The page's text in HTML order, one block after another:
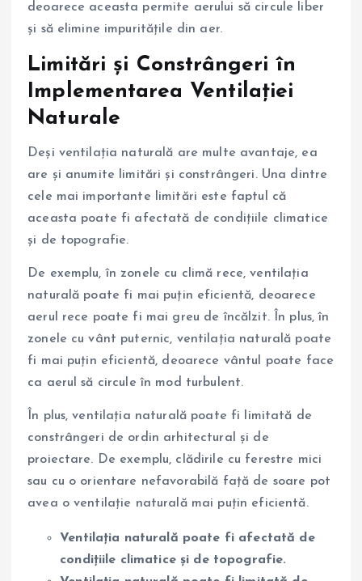
deoarece aceasta permite aerului să circule liber
și să elimine impuritățile din aer.
Limitări și Constrângeri în
Implementarea Ventilației
Naturale
Deși ventilația naturală are multe avantaje, ea
are și anumite limitări și constrângeri. Una dintre
cele mai importante limitări este faptul că
aceasta poate fi afectată de condițiile climatice
și de topografie.
De exemplu, în zonele cu climă rece, ventilația
naturală poate fi mai puțin eficientă, deoarece
aerul rece poate fi mai greu de încălzit. În plus, în
zonele cu vânt puternic, ventilația naturală poate
fi mai puțin eficientă, deoarece vântul poate face
ca aerul să circule în mod turbulent.
În plus, ventilația naturală poate fi limitată de
constrângeri de ordin arhitectural și de
proiectare. De exemplu, clădirile cu ferestre mici
sau cu o orientare nefavorabilă față de soare pot
avea o ventilație naturală mai puțin eficientă.
Ventilația naturală poate fi afectată de
condițiile climatice și de topografie.